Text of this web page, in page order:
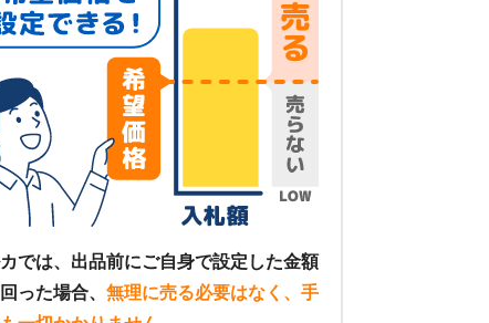
では、出品前にご自身で設定した金額
った場合、 無理に売る必要はなく、手